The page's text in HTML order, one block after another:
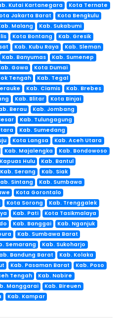
Kutai Kartanegara
Kota Ternate
Jakarta Barat
Kota Bengkulu
Malang
Kab. Sukabumi
Kota Bontang
Kab. Gresik
Kab. Kubu Raya
Kab. Sleman
Kab. Banyumas
Kab. Sumenep
Gowa
Kota Dumai
Tengah
Kab. Tegal
Kab. Ciamis
Kab. Brebes
Kab. Blitar
Kota Binjai
Berau
Kab. Jombang
Kab. Tulungagung
Kab. Sumedang
Kota Langsa
Kab. Aceh Utara
Kab. Majalengka
Kab. Bondowoso
Hulu
Kab. Bantul
Kab. Serang
Kab. Siak
Sintang
Kab. Sumbawa
Kota Gorontalo
Kota Sorong
Kab. Trenggalek
Kab. Pati
Kota Tasikmalaya
Kab. Banggai
Kab. Nganjuk
Kab. Sumbawa Barat
Semarang
Kab. Sukoharjo
Bandung Barat
Kab. Kolaka
Kab. Pasaman Barat
Kab. Poso
Tengah
Kab. Nabire
Manggarai
Kab. Bireuen
Kab. Kampar